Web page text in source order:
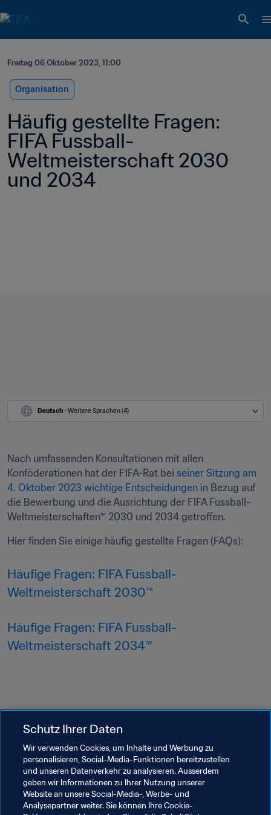
Freitag 06 Oktober 2023, 11:00
Organisation
Häufig gestellte Fragen:
FIFA Fussball-
Weltmeisterschaft 2030
und 2034
Deutsch - Weitere Sprachen (4)
Nach umfassenden Konsultationen mit allen
Konföderationen hat der FIFA-Rat bei seiner Sitzung am
4. Oktober 2023 wichtige Entscheidungen in Bezug auf
die Bewerbung und die Ausrichtung der FIFA Fussball-
Weltmeisterschaften™ 2030 und 2034 getroffen.
Hier finden Sie einige häufig gestellte Fragen (FAQs):
Häufige Fragen: FIFA Fussball-
Weltmeisterschaft 2030™
Häufige Fragen: FIFA Fussball-
Weltmeisterschaft 2034™
Verwandte Themen
FIFA-Kongress Organisation Organisation
Schutz Ihrer Daten
Wir verwenden Cookies, um Inhalte und Werbung zu
personalisieren, Social-Media-Funktionen bereitzustellen
und unseren Datenverkehr zu analysieren. Ausserdem
geben wir Informationen zu Ihrer Nutzung unserer
Website an unsere Social-Media-, Werbe- und
Analysepartner weiter. Sie können Ihre Cookie-